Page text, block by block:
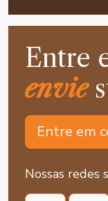
Entre
envie
Entre em
Nossas redes